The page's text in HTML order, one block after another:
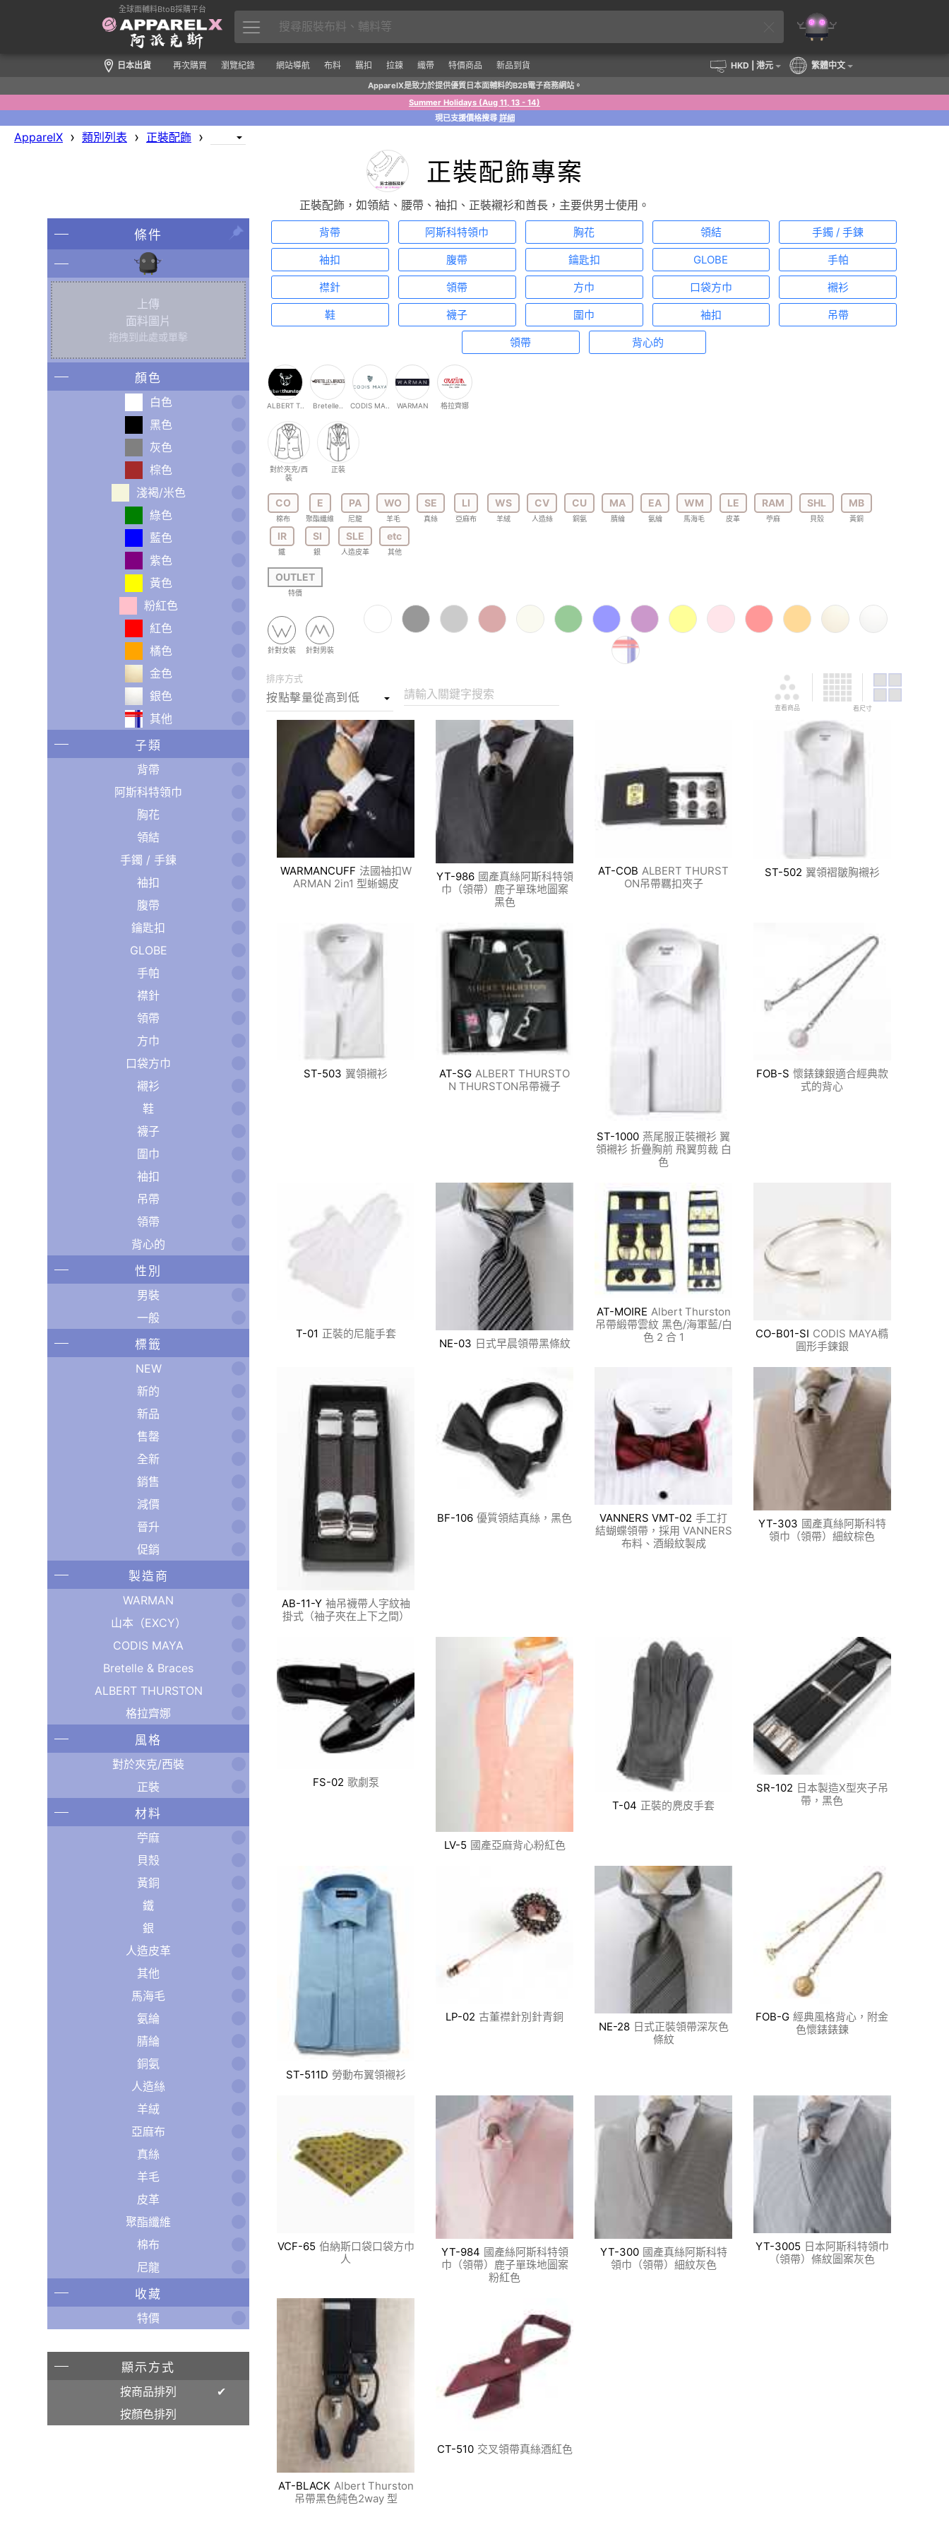
全球面輔料BtoB採購平台
日本出貨 再次購買 瀏覽紀錄 網站導航 布料 羈扣 拉鍊 織帶 特價商品 新品到貨 HKD | 港元 繁體中文
ApparelX是致力於提供優質日本面輔料的B2B電子商務網站。
Summer Holidays (Aug 11, 13 - 14)
現已支援價格搜尋 詳細
ApparelX › 類別列表 › 正裝配飾 ›
正裝配飾專案
正裝配飾，如領結、腰帶、袖扣、正裝襯衫和酋長，主要供男士使用。
條件
上傳
面料圖片
拖拽到此處或單擊
顏色
白色
黑色
灰色
棕色
淺褐/米色
綠色
藍色
紫色
黃色
粉紅色
紅色
橘色
金色
銀色
其他
子類
背帶
阿斯科特領巾
胸花
領結
手鐲 / 手鍊
袖扣
腹帶
鑰匙扣
GLOBE
手帕
襟針
領帶
方巾
口袋方巾
襯衫
鞋
襪子
圍巾
袖扣
吊帶
領帶
背心的
性別
男裝
一般
標籤
NEW
新的
新品
售罄
全新
銷售
減價
晉升
促銷
製造商
WARMAN
山本（EXCY）
CODIS MAYA
Bretelle & Braces
ALBERT THURSTON
格拉齊娜
風格
對於夾克/西裝
正裝
材料
苧麻
貝殼
黃銅
鐵
銀
人造皮革
其他
馬海毛
氨綸
腈綸
銅氨
人造絲
羊絨
亞麻布
真絲
羊毛
皮革
聚酯纖維
棉布
尼龍
收藏
特價
顯示方式
按商品排列
按顏色排列
背帶 阿斯科特領巾 胸花 領結 手鐲 / 手鍊
袖扣 腹帶 鑰匙扣 GLOBE 手帕
襟針 領帶 方巾 口袋方巾 襯衫
鞋 襪子 圍巾 袖扣 吊帶
領帶 背心的
ALBERT T.. Bretelle.. CODIS MA.. WARMAN 格拉齊娜
對於夾克/西
裝
正裝
CO
棉布
E
聚酯纖維
PA
尼龍
WO
羊毛
SE
真絲
LI
亞麻布
WS
羊絨
CV
人造絲
CU
銅氨
MA
腈綸
EA
氨綸
WM
馬海毛
LE
皮革
RAM
苧麻
SHL
貝殼
MB
黃銅
IR
鐵
SI
銀
SLE
人造皮革
etc
其他
OUTLET
特價
針對女裝 針對男裝
排序方式
請輸入關鍵字搜索
查看商品 看尺寸
WARMANCUFF 法國袖扣W
ARMAN 2in1 型蜥蜴皮
YT-986 國產真絲阿斯科特領
巾（領帶）鹿子單珠地圖案
黑色
AT-COB ALBERT THURST
ON吊帶羈扣夾子
ST-502 翼領褶皺胸襯衫
ST-503 翼領襯衫 AT-SG ALBERT THURSTO
N THURSTON吊帶襪子
ST-1000 燕尾服正裝襯衫 翼
領襯衫 折疊胸前 飛翼剪裁 白
色
FOB-S 懷錶鍊銀適合經典款
式的背心
T-01 正裝的尼龍手套
NE-03 日式早晨領帶黑條紋
AT-MOIRE Albert Thurston
吊帶緞帶雲紋 黑色/海軍藍/白
色 2 合 1
CO-B01-SI CODIS MAYA橢
圓形手鍊銀
AB-11-Y 袖吊襪帶人字紋袖
掛式（袖子夾在上下之間）
BF-106 優質領結真絲，黑色 VANNERS VMT-02 手工打
結蝴蝶領帶，採用 VANNERS
布料、酒緞紋製成
YT-303 國產真絲阿斯科特
領巾（領帶）細紋棕色
FS-02 歌劇泵
LV-5 國產亞麻背心粉紅色
T-04 正裝的麂皮手套
SR-102 日本製造X型夾子吊
帶，黑色
ST-511D 勞動布翼領襯衫
LP-02 古董襟針別針青銅
NE-28 日式正裝領帶深灰色
條紋
FOB-G 經典風格背心，附金
色懷錶錶鍊
VCF-65 伯納斯口袋口袋方巾
人
YT-984 國產絲阿斯科特領
巾（領帶）鹿子單珠地圖案
粉紅色
YT-300 國產真絲阿斯科特
領巾（領帶）細紋灰色
YT-3005 日本阿斯科特領巾
（領帶）條紋圖案灰色
AT-BLACK Albert Thurston
吊帶黑色純色2way 型
CT-510 交叉領帶真絲酒紅色